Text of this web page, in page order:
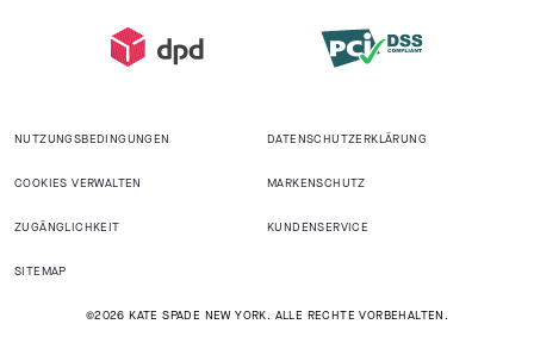
NUTZUNGSBEDINGUNGEN DATENSCHUTZERKLÄRUNG
COOKIES VERWALTEN MARKENSCHUTZ
ZUGÄNGLICHKEIT KUNDENSERVICE
SITEMAP
©2026 KATE SPADE NEW YORK. ALLE RECHTE VORBEHALTEN.